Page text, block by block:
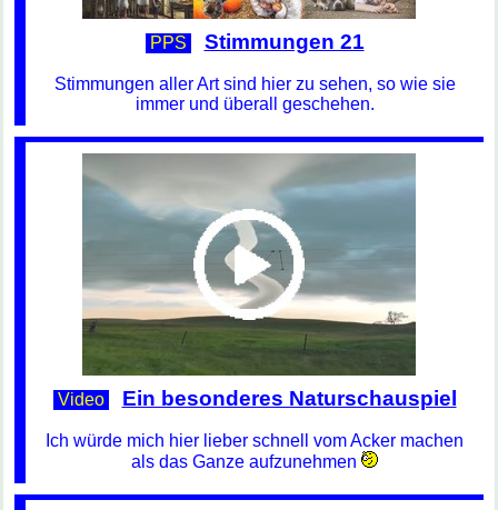
PPS Stimmungen 21
Stimmungen aller Art sind hier zu sehen, so wie sie
immer und überall geschehen.
Video Ein besonderes Naturschauspiel
Ich würde mich hier lieber schnell vom Acker machen
als das Ganze aufzunehmen